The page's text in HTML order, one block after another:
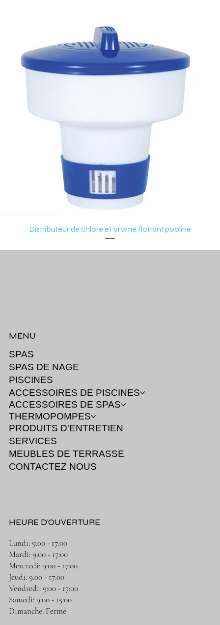
Distributeur de chlore et brome flottant pooline
MENU
SPAS
SPAS DE NAGE
PISCINES
ACCESSOIRES DE PISCINES
ACCESSOIRES DE SPAS
THERMOPOMPES
PRODUITS D'ENTRETIEN
SERVICES
MEUBLES DE TERRASSE
CONTACTEZ NOUS
HEURE D'OUVERTURE
Lundi: 9:00 - 17:00
Mardi: 9:00 - 17:00
Mercredi: 9:00 - 17:00
Jeudi: 9:00 - 17:00
Vendredi: 9:00 - 17:00
Samedi: 9:00 - 15:00
Dimanche: Fermé